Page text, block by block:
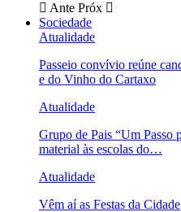
Ante Próx
Sociedade
Atualidade
Passeio convívio reúne
e do Vinho do Cartaxo
Atualidade
Grupo de Pais “Um Passo
material às escolas do…
Atualidade
Vêm aí as Festas da Cidade